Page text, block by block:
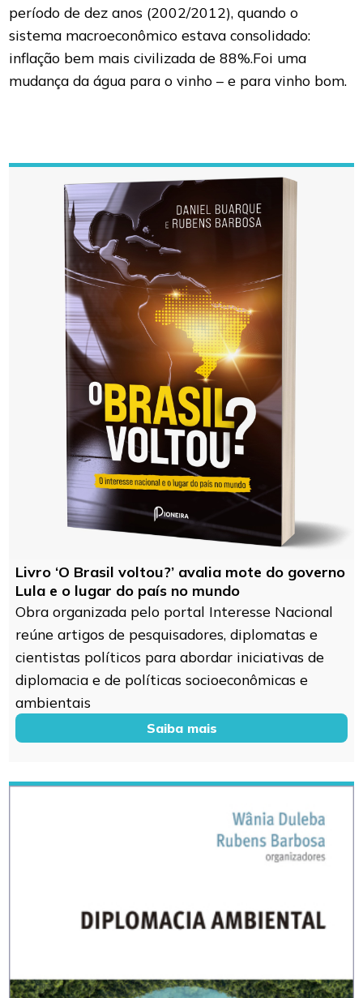
período de dez anos (2002/2012), quando o
sistema macroeconômico estava consolidado:
inflação bem mais civilizada de 88%.Foi uma
mudança da água para o vinho – e para vinho bom.
Livro ‘O Brasil voltou?’ avalia mote do governo
Lula e o lugar do país no mundo
Obra organizada pelo portal Interesse Nacional
reúne artigos de pesquisadores, diplomatas e
cientistas políticos para abordar iniciativas de
diplomacia e de políticas socioeconômicas e
ambientais
Saiba mais